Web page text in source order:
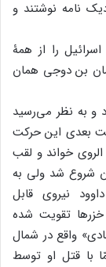
نامه نوشتند و
را از همۀ
بن دوجی همان
و به نظر می‌رسید
بعدی این حرکت
خواند و لقب
شروع شد ولی به
نیروی قابل
تقویت شده
واقع در شمال
با قتل او توسط